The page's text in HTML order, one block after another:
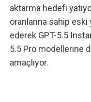
aktarma hedefi
oranlarına sahip eski
ederek GPT-5.5
5.5 Pro modellerine
amaçlıyor.